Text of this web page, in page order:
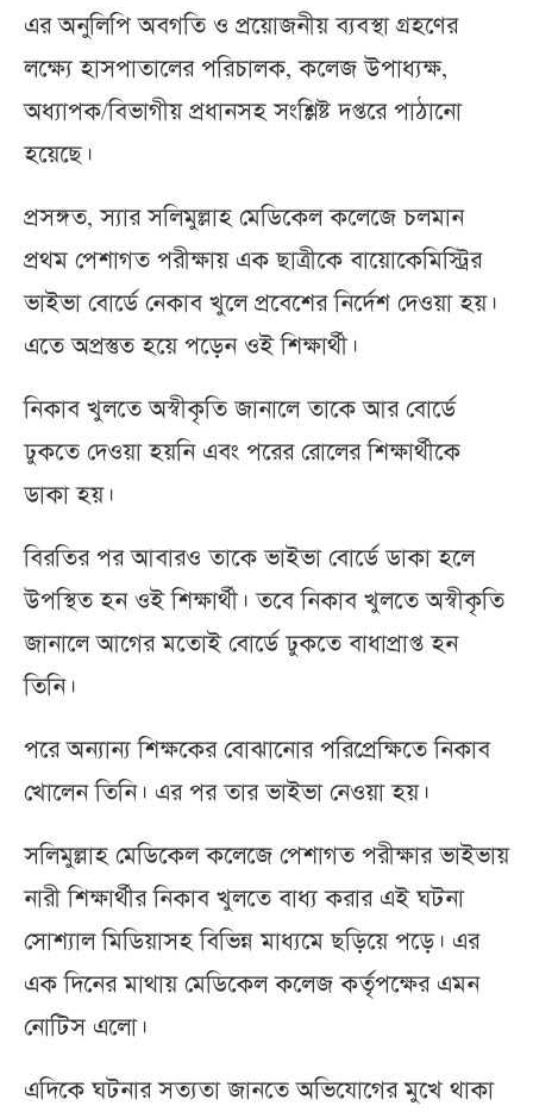
এর অনুলিপি অবগতি ও প্রয়োজনীয় ব্যবস্থা গ্রহণের
লক্ষ্যে হাসপাতালের পরিচালক, কলেজ উপাধ্যক্ষ,
অধ্যাপক/বিভাগীয় প্রধানসহ সংশ্লিষ্ট দপ্তরে পাঠানো
হয়েছে।
প্রসঙ্গত, স্যার সলিমুল্লাহ মেডিকেল কলেজে চলমান
প্রথম পেশাগত পরীক্ষায় এক ছাত্রীকে বায়োকেমিস্ট্রির
ভাইভা বোর্ডে নেকাব খুলে প্রবেশের নির্দেশ দেওয়া হয়।
এতে অপ্রস্তুত হয়ে পড়েন ওই শিক্ষার্থী।
নিকাব খুলতে অস্বীকৃতি জানালে তাকে আর বোর্ডে
ঢুকতে দেওয়া হয়নি এবং পরের রোলের শিক্ষার্থীকে
ডাকা হয়।
বিরতির পর আবারও তাকে ভাইভা বোর্ডে ডাকা হলে
উপস্থিত হন ওই শিক্ষার্থী। তবে নিকাব খুলতে অস্বীকৃতি
জানালে আগের মতোই বোর্ডে ঢুকতে বাধাপ্রাপ্ত হন
তিনি।
পরে অন্যান্য শিক্ষকের বোঝানোর পরিপ্রেক্ষিতে নিকাব
খোলেন তিনি। এর পর তার ভাইভা নেওয়া হয়।
সলিমুল্লাহ মেডিকেল কলেজে পেশাগত পরীক্ষার ভাইভায়
নারী শিক্ষার্থীর নিকাব খুলতে বাধ্য করার এই ঘটনা
সোশ্যাল মিডিয়াসহ বিভিন্ন মাধ্যমে ছড়িয়ে পড়ে। এর
এক দিনের মাথায় মেডিকেল কলেজ কর্তৃপক্ষের এমন
নোটিস এলো।
এদিকে ঘটনার সত্যতা জানতে অভিযোগের মুখে থাকা